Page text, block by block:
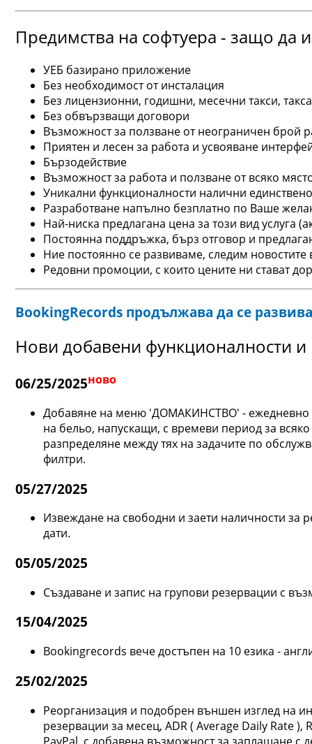
Предимства на софтуера - защо да
УЕБ базирано приложение
Без необходимост от инсталация
Без лицензионни, годишни, месечни такси,
Без обвързващи договори
Възможност за ползване от неограничен брой
Приятен и лесен за работа и усвояване
Бързодействие
Възможност за работа и ползване от всяко
Уникални функционалности налични
Разработване напълно безплатно по Ваше
Най-ниска предлагана цена за този вид услуга
Постоянна поддръжка, бърз отговор и
Ние постоянно се развиваме, следим
Редовни промоции, с които цените ни стават
BookingRecords продължава да се
Нови добавени функционалности
06/25/2025ново
Добавяне на меню 'ДОМАКИНСТВО' - ежедневно
на бельо, напускащи, с времеви период за
разпределяне между тях на задачите по
филтри.
05/27/2025
Извеждане на свободни и заети наличности за
дати.
05/05/2025
Създаване и запис на групови резервации с
15/04/2025
Bookingrecords вече достъпен на 10 езика -
25/02/2025
Реорганизация и подобрен външен изглед на
резервации за месец, ADR ( Average Daily Rate
PayPal, с добавена възможност за заплащане с